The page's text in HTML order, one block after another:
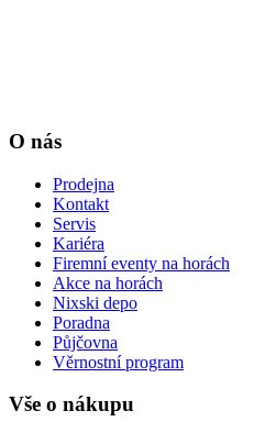
O nás
Prodejna
Kontakt
Servis
Kariéra
Firemní eventy na horách
Akce na horách
Nixski depo
Poradna
Půjčovna
Věrnostní program
Vše o nákupu